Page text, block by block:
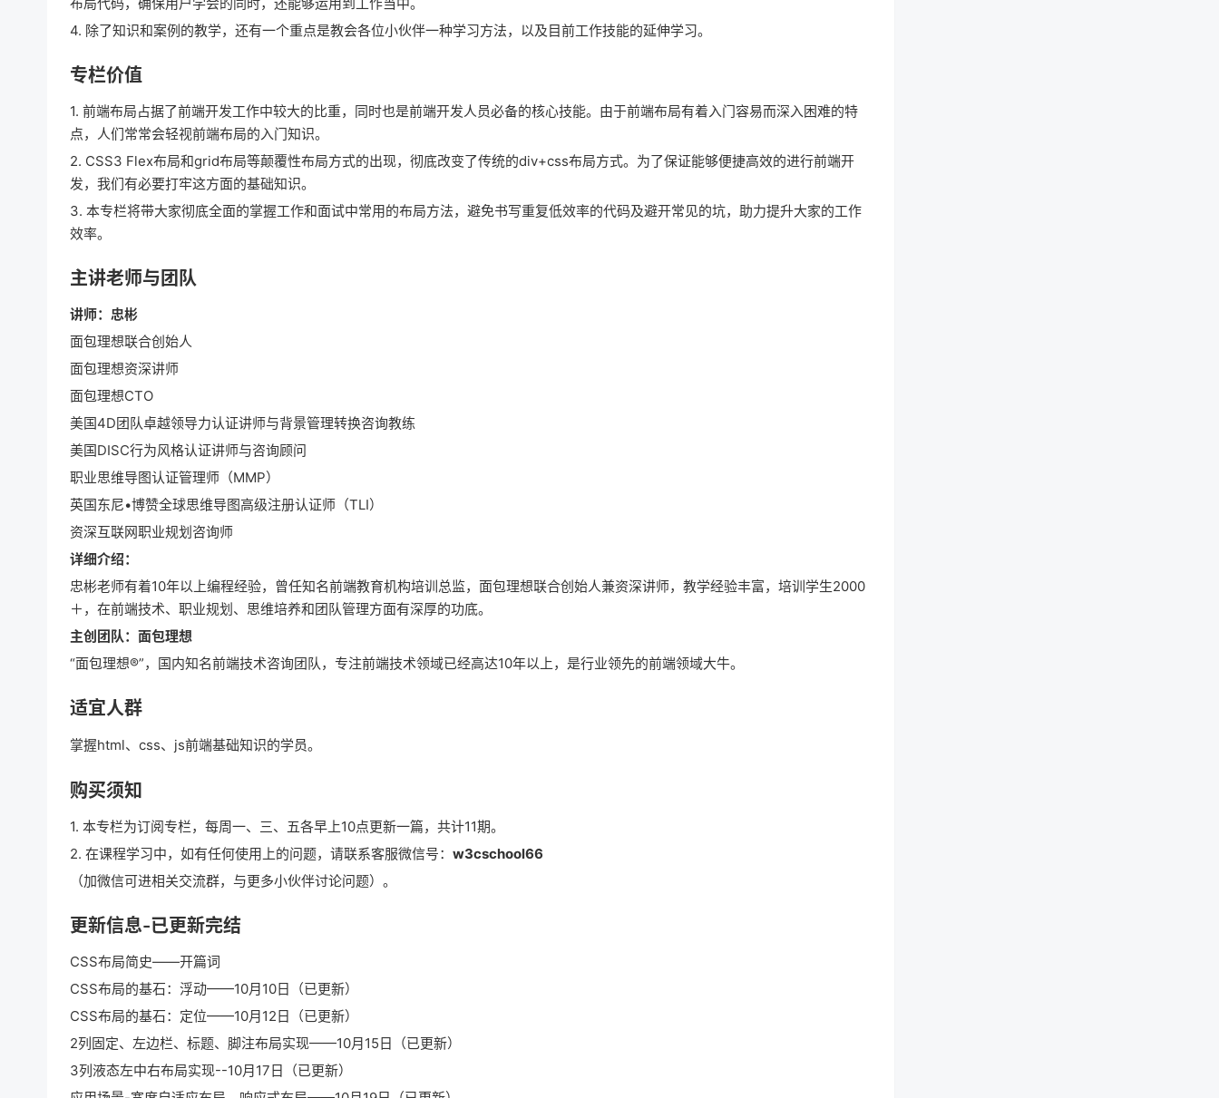
4. 除了知识和案例的教学，还有一个重点是教会各位小伙伴一种学习方法，以及目前工作技能的延伸学习。
专栏价值
1. 前端布局占据了前端开发工作中较大的比重，同时也是前端开发人员必备的核心技能。由于前端布局有着入门容易而深入困难的特
点，人们常常会轻视前端布局的入门知识。
2. CSS3 Flex布局和grid布局等颠覆性布局方式的出现，彻底改变了传统的div+css布局方式。为了保证能够便捷高效的进行前端开
发，我们有必要打牢这方面的基础知识。
3. 本专栏将带大家彻底全面的掌握工作和面试中常用的布局方法，避免书写重复低效率的代码及避开常见的坑，助力提升大家的工作
效率。
主讲老师与团队
讲师：忠彬
面包理想联合创始人
面包理想资深讲师
面包理想CTO
美国4D团队卓越领导力认证讲师与背景管理转换咨询教练
美国DISC行为风格认证讲师与咨询顾问
职业思维导图认证管理师（MMP）
英国东尼•博赞全球思维导图高级注册认证师（TLI）
资深互联网职业规划咨询师
详细介绍：
忠彬老师有着10年以上编程经验，曾任知名前端教育机构培训总监，面包理想联合创始人兼资深讲师，教学经验丰富，培训学生2000
＋，在前端技术、职业规划、思维培养和团队管理方面有深厚的功底。
主创团队：面包理想
“面包理想®”，国内知名前端技术咨询团队，专注前端技术领域已经高达10年以上，是行业领先的前端领域大牛。
适宜人群
掌握html、css、js前端基础知识的学员。
购买须知
1. 本专栏为订阅专栏，每周一、三、五各早上10点更新一篇，共计11期。
2. 在课程学习中，如有任何使用上的问题，请联系客服微信号： w3cschool66
（加微信可进相关交流群，与更多小伙伴讨论问题）。
更新信息-已更新完结
CSS布局简史——开篇词
CSS布局的基石：浮动——10月10日（已更新）
CSS布局的基石：定位——10月12日（已更新）
2列固定、左边栏、标题、脚注布局实现——10月15日（已更新）
3列液态左中右布局实现--10月17日（已更新）